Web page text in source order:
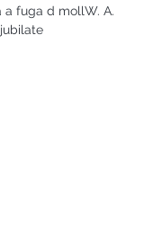
a fuga d mollW. A.